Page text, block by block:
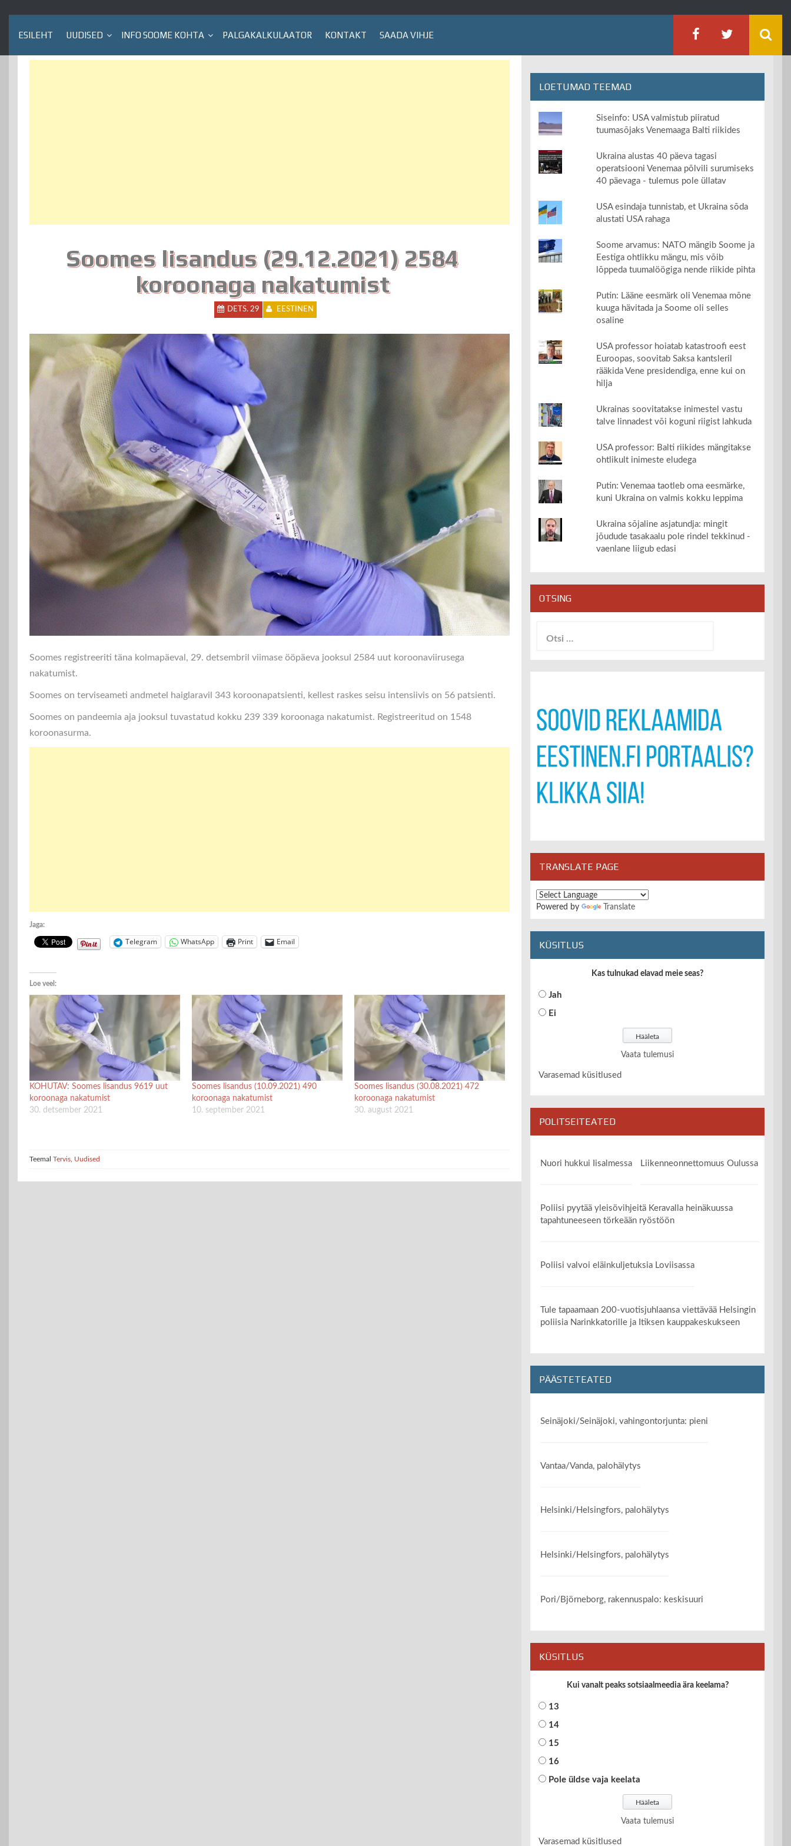
ESILEHT UUDISED INFO SOOME KOHTA PALGAKALKULAATOR KONTAKT SAADA VIHJE
Soomes lisandus (29.12.2021) 2584
koroonaga nakatumist
DETS. 29 EESTINEN
Soomes registreeriti täna kolmapäeval, 29. detsembril viimase ööpäeva jooksul 2584 uut koroonaviirusega
nakatumist.
Soomes on terviseameti andmetel haiglaravil 343 koroonapatsienti, kellest raskes seisu intensiivis on 56 patsienti.
Soomes on pandeemia aja jooksul tuvastatud kokku 239 339 koroonaga nakatumist. Registreeritud on 1548
koroonasurma.
Jaga:
Telegram WhatsApp Print Email
Loe veel:
KOHUTAV: Soomes lisandus 9619 uut
koroonaga nakatumist
30. detsember 2021
Soomes lisandus (10.09.2021) 490
koroonaga nakatumist
10. september 2021
Soomes lisandus (30.08.2021) 472
koroonaga nakatumist
30. august 2021
Teemal Tervis Uudised
LOETUMAD TEEMAD
Siseinfo: USA valmistub piiratud
tuumasõjaks Venemaaga Balti riikides
Ukraina alustas 40 päeva tagasi
operatsiooni Venemaa põlvili surumiseks
40 päevaga - tulemus pole üllatav
USA esindaja tunnistab, et Ukraina sõda
alustati USA rahaga
Soome arvamus: NATO mängib Soome ja
Eestiga ohtlikku mängu, mis võib
lõppeda tuumalöögiga nende riikide pihta
Putin: Lääne eesmärk oli Venemaa mõne
kuuga hävitada ja Soome oli selles
osaline
USA professor hoiatab katastroofi eest
Euroopas, soovitab Saksa kantsleril
rääkida Vene presidendiga, enne kui on
hilja
Ukrainas soovitatakse inimestel vastu
talve linnadest või koguni riigist lahkuda
USA professor: Balti riikides mängitakse
ohtlikult inimeste eludega
Putin: Venemaa taotleb oma eesmärke,
kuni Ukraina on valmis kokku leppima
Ukraina sõjaline asjatundja: mingit
jõudude tasakaalu pole rindel tekkinud -
vaenlane liigub edasi
OTSING
TRANSLATE PAGE
Powered by Translate
KÜSITLUS
Kas tulnukad elavad meie seas?
Jah
Ei
Vaata tulemusi
Varasemad küsitlused
POLITSEITEATED
Nuori hukkui Iisalmessa Liikenneonnettomuus Oulussa
Poliisi pyytää yleisövihjeitä Keravalla heinäkuussa
tapahtuneeseen törkeään ryöstöön
Poliisi valvoi eläinkuljetuksia Loviisassa
Tule tapaamaan 200-vuotisjuhlaansa viettävää Helsingin
poliisia Narinkkatorille ja Itiksen kauppakeskukseen
PÄÄSTETEATED
Seinäjoki/Seinäjoki, vahingontorjunta: pieni
Vantaa/Vanda, palohälytys
Helsinki/Helsingfors, palohälytys
Helsinki/Helsingfors, palohälytys
Pori/Björneborg, rakennuspalo: keskisuuri
KÜSITLUS
Kui vanalt peaks sotsiaalmeedia ära keelama?
13
14
15
16
Pole üldse vaja keelata
Vaata tulemusi
Varasemad küsitlused